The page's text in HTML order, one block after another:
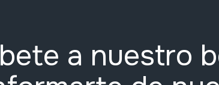
a nuestro